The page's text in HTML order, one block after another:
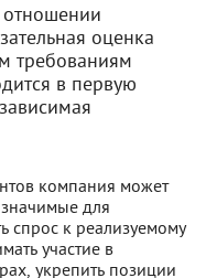
оценка
требованиям
в первую
компания может
для
спрос к реализуемому
участие в
укрепить позиции